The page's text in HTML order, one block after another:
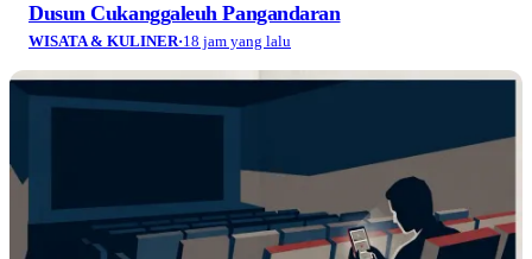
Dusun Cukanggaleuh Pangandaran
WISATA & KULINER·18 jam yang lalu